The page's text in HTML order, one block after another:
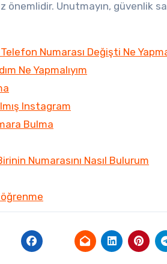
Unutmayın, güvenlik
Numarası Değişti Ne
Ne Yapmalıyım
Instagram
Bulma
Numarasını Nasıl Bulurum
öğrenme